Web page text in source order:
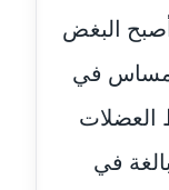
البغض
مساس في
العضلات
في